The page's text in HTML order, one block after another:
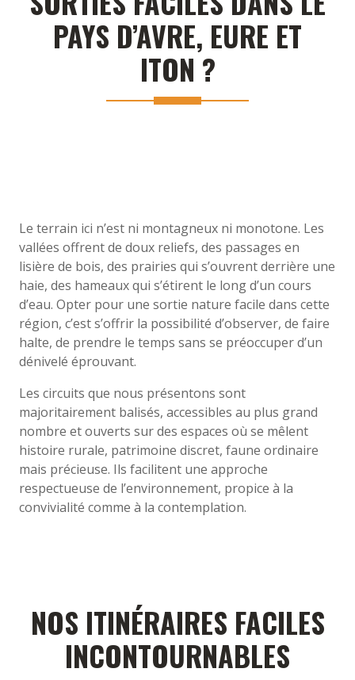
PAYS D’AVRE, EURE ET
ITON ?
Le terrain ici n’est ni montagneux ni monotone. Les
vallées offrent de doux reliefs, des passages en
lisière de bois, des prairies qui s’ouvrent derrière une
haie, des hameaux qui s’étirent le long d’un cours
d’eau. Opter pour une sortie nature facile dans cette
région, c’est s’offrir la possibilité d’observer, de faire
halte, de prendre le temps sans se préoccuper d’un
dénivelé éprouvant.
Les circuits que nous présentons sont
majoritairement balisés, accessibles au plus grand
nombre et ouverts sur des espaces où se mêlent
histoire rurale, patrimoine discret, faune ordinaire
mais précieuse. Ils facilitent une approche
respectueuse de l’environnement, propice à la
convivialité comme à la contemplation.
NOS ITINÉRAIRES FACILES
INCONTOURNABLES